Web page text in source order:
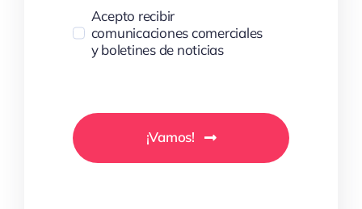
Acepto recibir
comunicaciones comerciales
y boletines de noticias
¡Vamos!